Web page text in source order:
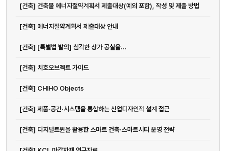
[건축] 건축물 에너지절약계획서 제출대상(예외 포함), 작성 및 제출 방법
[건축] 에너지절약계획서 제출대상 안내
[건축] [특별법 발의] 심각한 상가 공실을...
[건축] 치호오브젝트 가이드
[건축] CHIHO Objects
[건축] 제품·공간·시스템을 통합하는 산업디자인적 설계 접근
[건축] 디지털트윈을 활용한 스마트 건축·스마트시티 운영 전략